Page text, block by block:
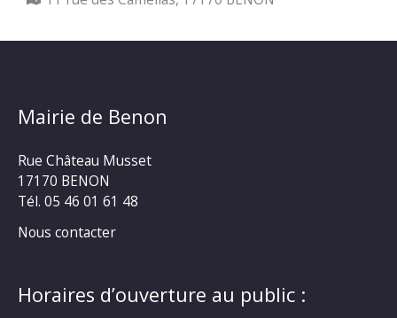
Mairie de Benon
Rue Château Musset
17170 BENON
Tél. 05 46 01 61 48
Nous contacter
Horaires d’ouverture au public :